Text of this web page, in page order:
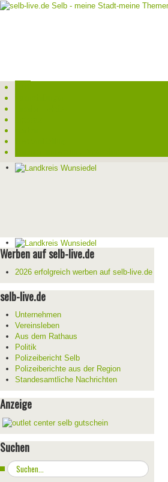
Werben auf selb-live.de
2026 erfolgreich werben auf selb-live.de
selb-live.de
Unternehmen
Vereinsleben
Aus dem Rathaus
Politik
Polizeibericht Selb
Polizeiberichte aus der Region
Standesamtliche Nachrichten
Anzeige
Suchen
Suchen
...